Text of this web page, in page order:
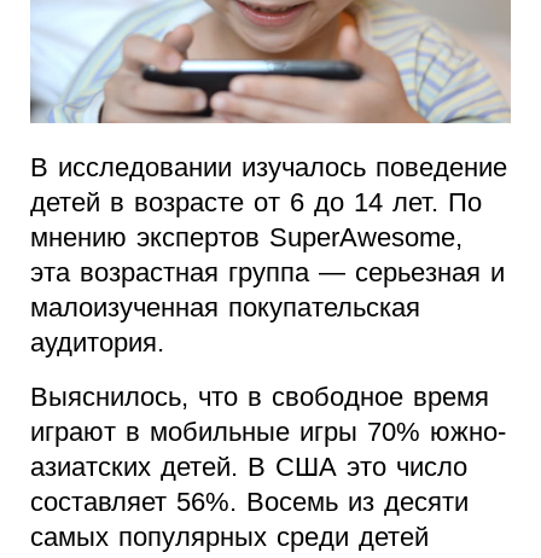
В исследовании изучалось поведение
детей в возрасте от 6 до 14 лет. По
мнению экспертов SuperAwesome,
эта возрастная группа — серьезная и
малоизученная покупательская
аудитория.
Выяснилось, что в свободное время
играют в мобильные игры 70% южно-
азиатских детей. В США это число
составляет 56%. Восемь из десяти
самых популярных среди детей